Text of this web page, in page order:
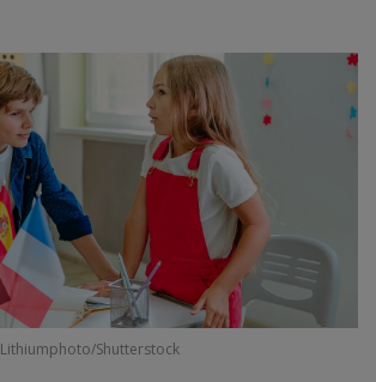
Lithiumphoto/Shutterstock